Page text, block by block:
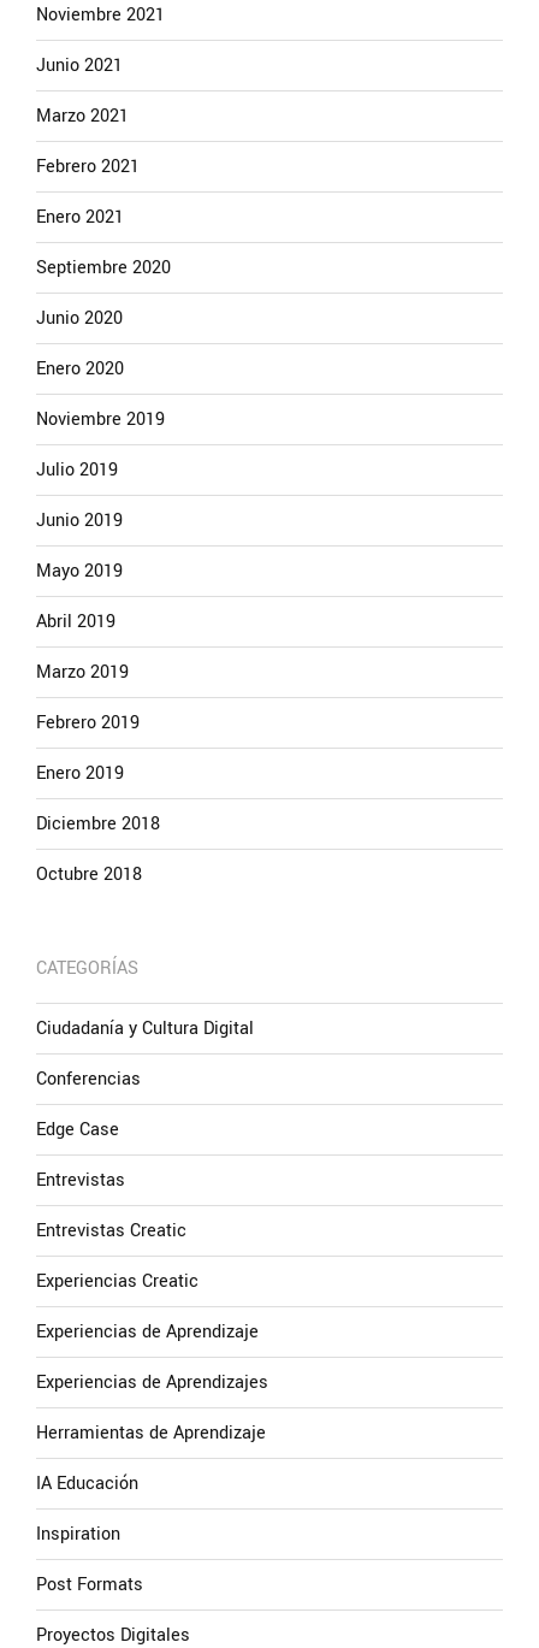
Noviembre 2021
Junio 2021
Marzo 2021
Febrero 2021
Enero 2021
Septiembre 2020
Junio 2020
Enero 2020
Noviembre 2019
Julio 2019
Junio 2019
Mayo 2019
Abril 2019
Marzo 2019
Febrero 2019
Enero 2019
Diciembre 2018
Octubre 2018
CATEGORÍAS
Ciudadanía y Cultura Digital
Conferencias
Edge Case
Entrevistas
Entrevistas Creatic
Experiencias Creatic
Experiencias de Aprendizaje
Experiencias de Aprendizajes
Herramientas de Aprendizaje
IA Educación
Inspiration
Post Formats
Proyectos Digitales